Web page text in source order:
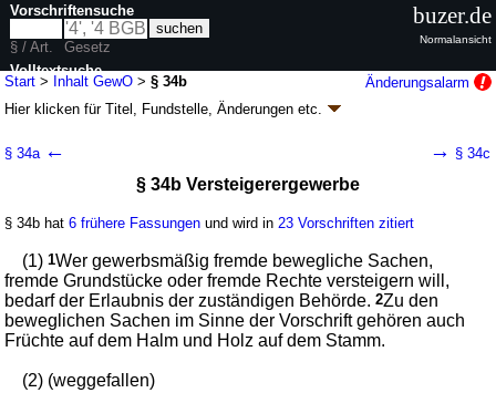
Start > Inhalt GewO >§ 34b
Änderungsalarm
Hier klicken fürTitel, Fundstelle, Änderungen etc.
G. v. 20.07.2026BGBl. 2026 I Nr. 215
130 weitere Fassungen | wird in 667 Vorschriften zitiert
Titel II Stehendes Gewerbe
II. Erfordernis besonderer Überwachung oder
Genehmigung
B. Gewerbetreibende, die einer besonderen
Genehmigung bedürfen
§ 34a ← → § 34c
§ 34b Versteigerergewerbe
§ 34b hat6 frühere Fassungen und wird in 23 Vorschriften zitiert
(1)1Wer gewerbsmäßig fremde bewegliche Sachen,
fremde Grundstücke oder fremde Rechte versteigern will,
bedarf der Erlaubnis der zuständigen Behörde.2Zu den
beweglichen Sachen im Sinne der Vorschrift gehören auch
Früchte auf dem Halm und Holz auf dem Stamm.
(2) (weggefallen)
Vorschriftensuche
§ / Art.
Gesetz
Volltextsuche
nur in GewO
buzer.de
Normalansicht